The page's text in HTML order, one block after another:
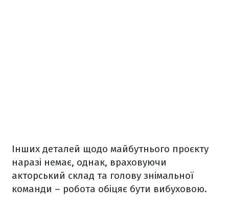
Інших деталей щодо майбутнього проєкту
наразі немає, однак, враховуючи
акторський склад та голову знімальної
команди – робота обіцяє бути вибуховою.